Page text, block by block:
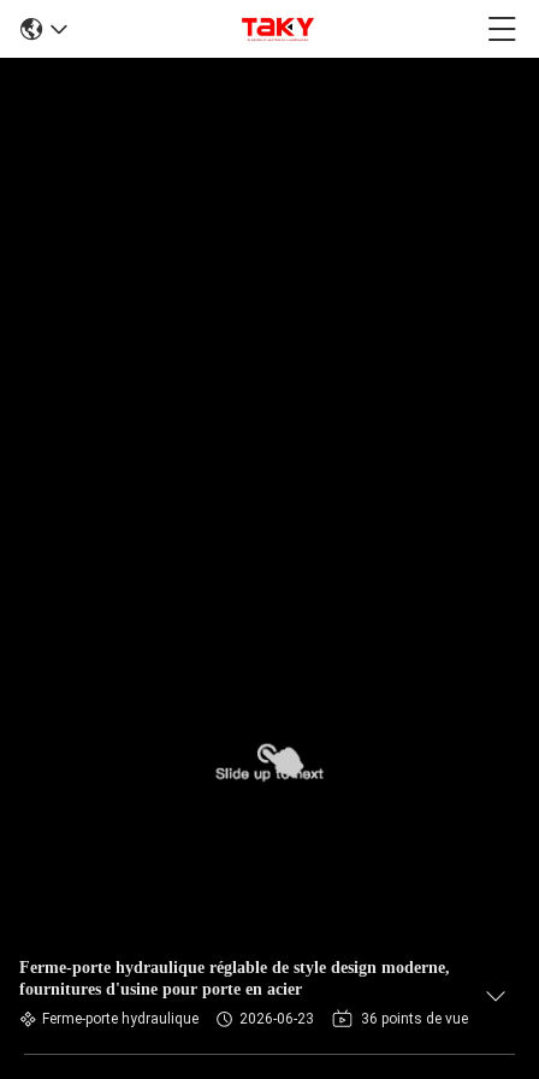
Ferme-porte hydraulique réglable de style design moderne,
fournitures d'usine pour porte en acier
Ferme-porte hydraulique 2026-06-23 36 points de vue